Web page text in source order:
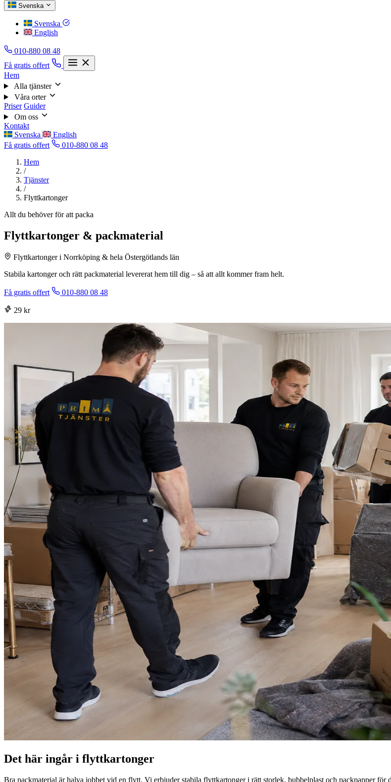
Svenska
Svenska
English
010-880 08 48
Få gratis offert
Hem
Alla tjänster
Våra orter
Priser Guider
Om oss
Kontakt
Svenska
English
Få gratis offert
010-880 08 48
Hem
/
Tjänster
/
Flyttkartonger
Allt du behöver för att packa
Flyttkartonger & packmaterial
Flyttkartonger i Norrköping & hela Östergötlands län
Stabila kartonger och rätt packmaterial levererat hem till dig – så att allt kommer fram helt.
Få gratis offert 010-880 08 48
29 kr
Det här ingår i flyttkartonger
Bra packmaterial är halva jobbet vid en flytt. Vi erbjuder stabila flyttkartonger i rätt storlek, bubbelplast och packpapper